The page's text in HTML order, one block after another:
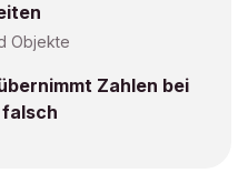
Objekte
Zahlen bei